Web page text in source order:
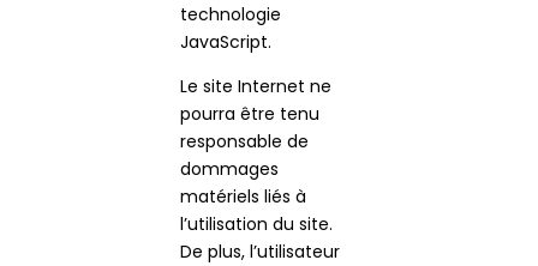
technologie
JavaScript.
Le site Internet ne
pourra être tenu
responsable de
dommages
matériels liés à
l’utilisation du site.
De plus, l’utilisateur